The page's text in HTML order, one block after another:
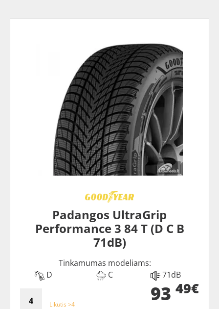
Padangos UltraGrip
Performance 3 84 T (D C B
71dB)
Tinkamumas modeliams:
D
C 71dB
Likutis >4 93 49€